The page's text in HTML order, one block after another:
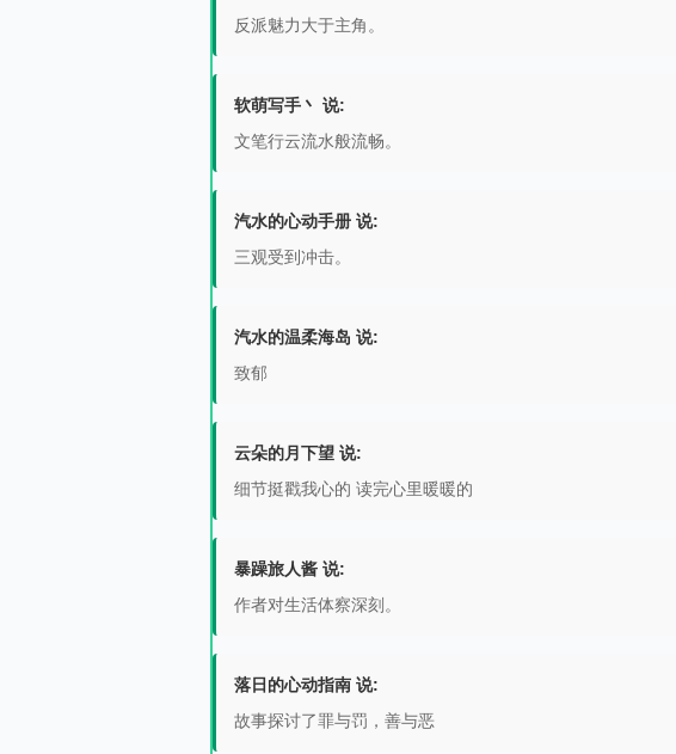
反派魅力大于主角。
软萌写手丶 说:
文笔行云流水般流畅。
汽水的心动手册 说:
三观受到冲击。
汽水的温柔海岛 说:
致郁
云朵的月下望 说:
细节挺戳我心的 读完心里暖暖的
暴躁旅人酱 说:
作者对生活体察深刻。
落日的心动指南 说:
故事探讨了罪与罚，善与恶